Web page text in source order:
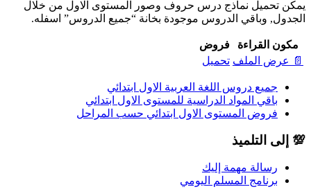
يمكن تحميل نماذج درس حروف وصور المستوى الاول من خلال
الجدول, وباقي الدروس موجودة بخانة “جميع الدروس” اسفله.
مكون القراءة
فروض
📄 عرض الملف تحميل
جميع دروس اللغة العربية الاول ابتدائي
باقي المواد الدراسية للمستوى الاول ابتدائي
فروض المستوى الاول ابتدائي حسب المراحل
💯 إلى التلميذ
رسالة مهمة إليك
برنامج المسلم اليومي